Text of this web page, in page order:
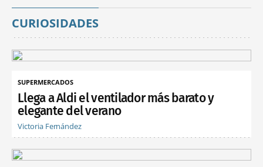
CURIOSIDADES
SUPERMERCADOS
Llega a Aldi el ventilador más barato y
elegante del verano
Victoria Fernández